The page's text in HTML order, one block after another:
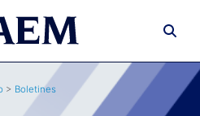
> Boletines